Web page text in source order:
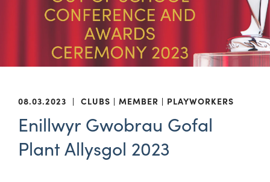
08.03.2023 | CLUBS MEMBER PLAYWORKERS
Enillwyr Gwobrau Gofal
Plant Allysgol 2023